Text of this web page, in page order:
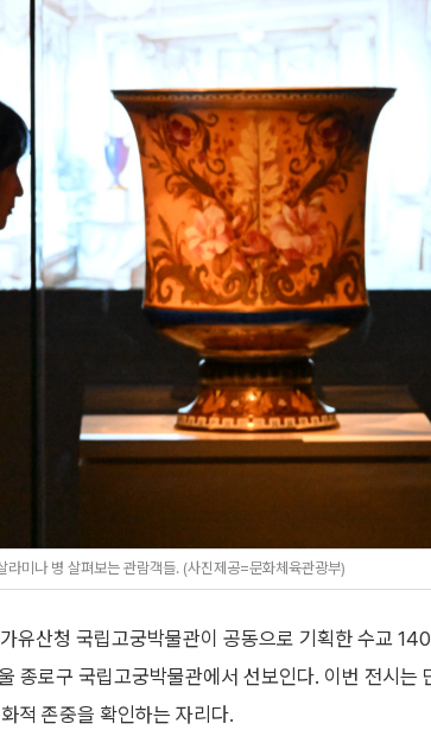
미나 병 살펴보는 관람객들. (사진제공=문화체육관광부)
유산청 국립고궁박물관이 공동으로 기획한 수교
종로구 국립고궁박물관에서 선보인다. 이번 전시는
적 존중을 확인하는 자리다.